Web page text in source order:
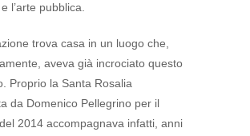
l’arte pubblica.
trova casa in un luogo che,
aveva già incrociato questo
Proprio la Santa Rosalia
da Domenico Pellegrino per il
2014 accompagnava infatti, anni